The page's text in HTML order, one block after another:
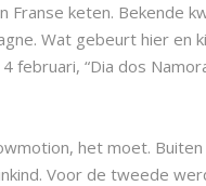
keten. Bekende
Wat gebeurt hier en
februari, “Dia dos
het moet.
Voor de tweede